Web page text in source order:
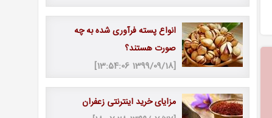
انواع پسته فرآوری ‌شده به چه
صورت هستند؟
[1399/09/18 13:54:06]
مزایای خرید اینترنتی زعفران